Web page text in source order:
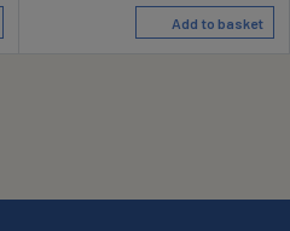
Add to basket